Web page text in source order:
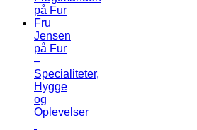
på Fur
Fru
Jensen
på Fur
–
Specialiteter,
Hygge
og
Oplevelser